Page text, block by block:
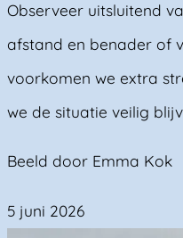
Observeer uitsluitend
afstand en benader of
voorkomen we extra
we de situatie veilig
Beeld door Emma Kok
5 juni 2026